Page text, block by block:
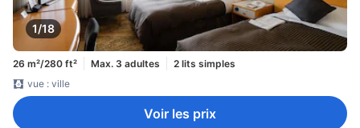
1/18
26 m²/280 ft² Max. 3 adultes
2 lits simples
vue : ville
Voir les prix